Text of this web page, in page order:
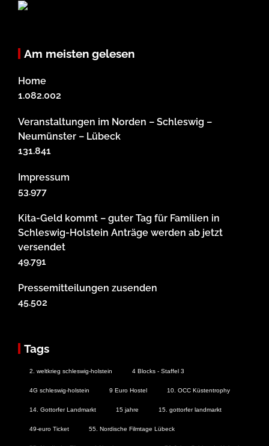
Am meisten gelesen
Home
1.082.002
Veranstaltungen im Norden – Schleswig –
Neumünster – Lübeck
131.841
Impressum
53.977
Kita-Geld kommt – guter Tag für Familien in
Schleswig-Holstein Anträge werden ab jetzt
versendet
49.791
Pressemitteilungen zusenden
45.502
Tags
2. weltkrieg schleswig-holstein 4 Blocks - Staffel 3
4G schleswig-holstein 9 Euro Hostel 10. OCC Küstentrophy
14. Gottorfer Landmarkt 15 jahre 15. gottorfer landmarkt
49-euro Ticket 55. Nordische Filmtage Lübeck